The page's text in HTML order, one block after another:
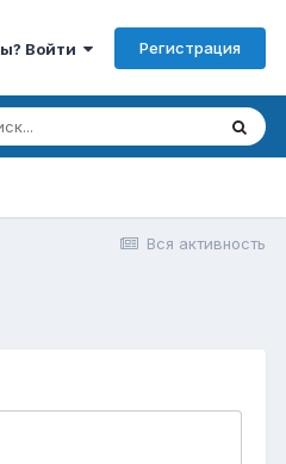
Войти Регистрация
Вся активность